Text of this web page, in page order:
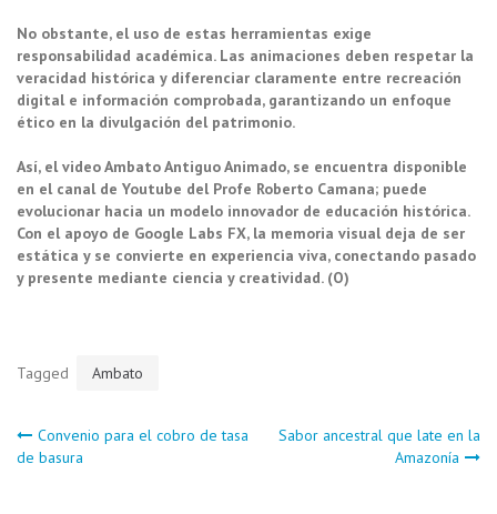
No obstante, el uso de estas herramientas exige
responsabilidad académica. Las animaciones deben respetar la
veracidad histórica y diferenciar claramente entre recreación
digital e información comprobada, garantizando un enfoque
ético en la divulgación del patrimonio.
Así, el video Ambato Antiguo Animado, se encuentra disponible
en el canal de Youtube del Profe Roberto Camana; puede
evolucionar hacia un modelo innovador de educación histórica.
Con el apoyo de Google Labs FX, la memoria visual deja de ser
estática y se convierte en experiencia viva, conectando pasado
y presente mediante ciencia y creatividad. (O)
Tagged Ambato
Navegación
Convenio para el cobro de tasa
de basura
Sabor ancestral que late en la
Amazonía